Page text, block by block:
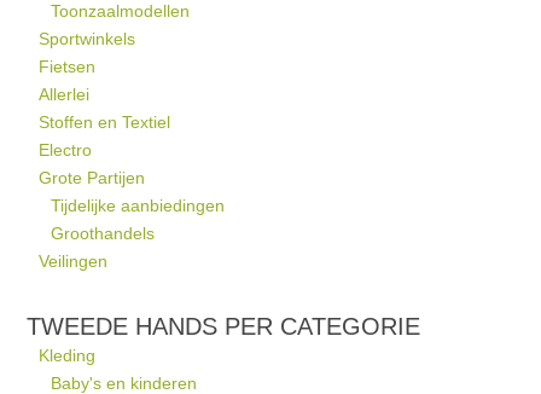
Toonzaalmodellen
Sportwinkels
Fietsen
Allerlei
Stoffen en Textiel
Electro
Grote Partijen
Tijdelijke aanbiedingen
Groothandels
Veilingen
TWEEDE HANDS PER CATEGORIE
Kleding
Baby's en kinderen